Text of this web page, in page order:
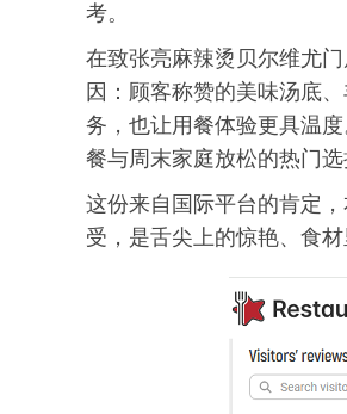
考。
在致张亮麻辣烫贝尔维尤
因：顾客称赞的美味汤底
务，也让用餐体验更具温
餐与周末家庭放松的热门
这份来自国际平台的肯定
受，是舌尖上的惊艳、食